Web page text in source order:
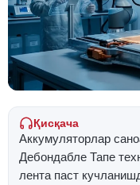
Қисқача
Аккумуляторлар
Дебондабле Тапе
лента паст